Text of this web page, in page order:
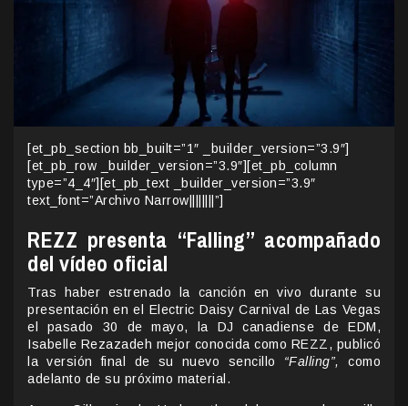
[et_pb_section bb_built=”1″ _builder_version=”3.9″]
[et_pb_row _builder_version=”3.9″][et_pb_column
type=”4_4″][et_pb_text _builder_version=”3.9″
text_font=”Archivo Narrow||||||||”]
REZZ presenta “Falling” acompañado
del vídeo oficial
Tras haber estrenado la canción en vivo durante su
presentación en el Electric Daisy Carnival de Las Vegas
el pasado 30 de mayo, la DJ canadiense de EDM,
Isabelle Rezazadeh mejor conocida como REZZ, publicó
la versión final de su nuevo sencillo “Falling”,
como
adelanto de su próximo material.